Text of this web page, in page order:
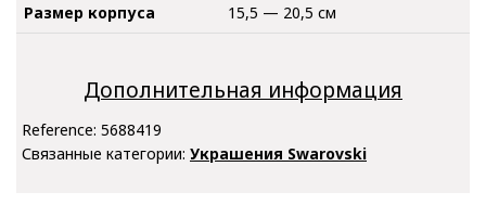
Размер корпуса
15,5 — 20,5 см
Дополнительная информация
Reference: 5688419
Связанные категории: Украшения Swarovski